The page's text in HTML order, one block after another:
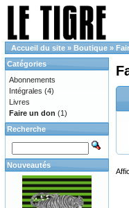
Accueil du site » Boutique »
Catégories
Abonnements
Intégrales (4)
Livres
Faire un don (1)
Recherche
Nouveautés